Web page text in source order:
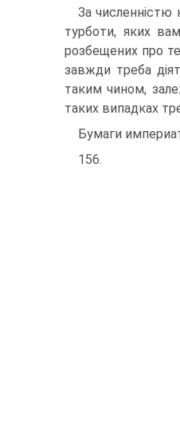
За численністю
турботи, яких
розбещених про
завжди треба
таким чином,
таких випадках
Бумаги
156.